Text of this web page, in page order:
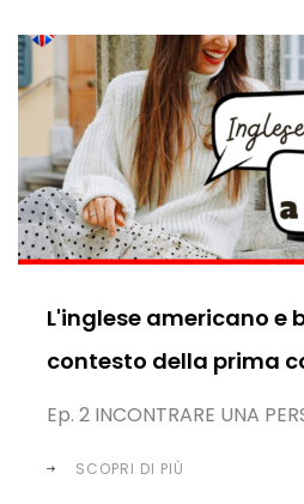
L'inglese americano e
contesto della prima
Ep. 2 INCONTRARE UNA
SCOPRI DI PIÙ